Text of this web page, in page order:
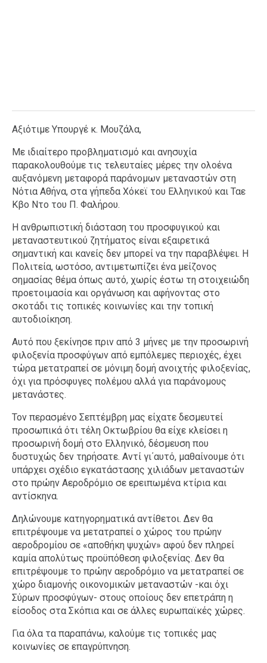
Αξιότιμε Υπουργέ κ. Μουζάλα,
Με ιδιαίτερο προβληματισμό και ανησυχία
παρακολουθούμε τις τελευταίες μέρες την ολοένα
αυξανόμενη μεταφορά παράνομων μεταναστών στη
Νότια Αθήνα, στα γήπεδα Χόκεϊ του Ελληνικού και Ταε
Κβο Ντο του Π. Φαλήρου.
Η ανθρωπιστική διάσταση του προσφυγικού και
μεταναστευτικού ζητήματος είναι εξαιρετικά
σημαντική και κανείς δεν μπορεί να την παραβλέψει. Η
Πολιτεία, ωστόσο, αντιμετωπίζει ένα μείζονος
σημασίας θέμα όπως αυτό, χωρίς έστω τη στοιχειώδη
προετοιμασία και οργάνωση και αφήνοντας στο
σκοτάδι τις τοπικές κοινωνίες και την τοπική
αυτοδιοίκηση.
Αυτό που ξεκίνησε πριν από 3 μήνες με την προσωρινή
φιλοξενία προσφύγων από εμπόλεμες περιοχές, έχει
τώρα μετατραπεί σε μόνιμη δομή ανοιχτής φιλοξενίας,
όχι για πρόσφυγες πολέμου αλλά για παράνομους
μετανάστες.
Τον περασμένο Σεπτέμβρη μας είχατε δεσμευτεί
προσωπικά ότι τέλη Οκτωβρίου θα είχε κλείσει η
προσωρινή δομή στο Ελληνικό, δέσμευση που
δυστυχώς δεν τηρήσατε. Αντί γι΄αυτό, μαθαίνουμε ότι
υπάρχει σχέδιο εγκατάστασης χιλιάδων μεταναστών
στο πρώην Αεροδρόμιο σε ερειπωμένα κτίρια και
αντίσκηνα.
Δηλώνουμε κατηγορηματικά αντίθετοι. Δεν θα
επιτρέψουμε να μετατραπεί ο χώρος του πρώην
αεροδρομίου σε «αποθήκη ψυχών» αφού δεν πληρεί
καμία απολύτως προϋπόθεση φιλοξενίας. Δεν θα
επιτρέψουμε το πρώην αεροδρόμιο να μετατραπεί σε
χώρο διαμονής οικονομικών μεταναστών -και όχι
Σύρων προσφύγων- στους οποίους δεν επετράπη η
είσοδος στα Σκόπια και σε άλλες ευρωπαϊκές χώρες.
Για όλα τα παραπάνω, καλούμε τις τοπικές μας
κοινωνίες σε επαγρύπνηση.